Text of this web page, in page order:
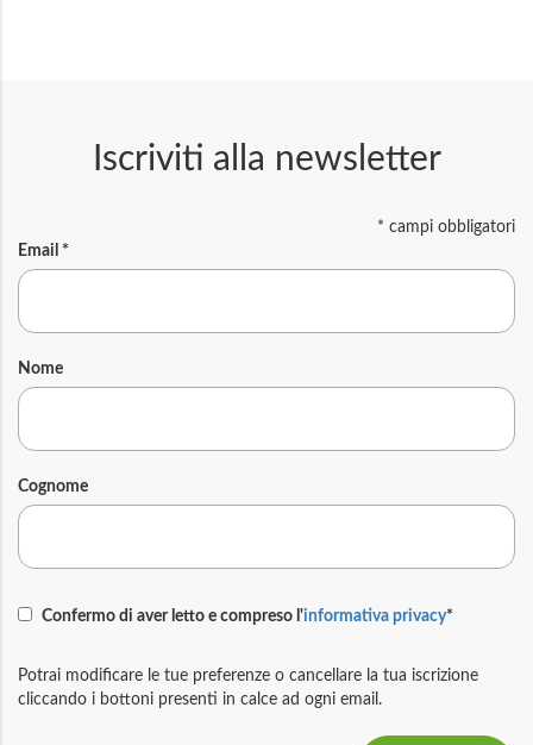
Iscriviti alla newsletter
* campi obbligatori
Email *
Nome
Cognome
Confermo di aver letto e compreso l'informativa privacy*
Potrai modificare le tue preferenze o cancellare la tua iscrizione
cliccando i bottoni presenti in calce ad ogni email.